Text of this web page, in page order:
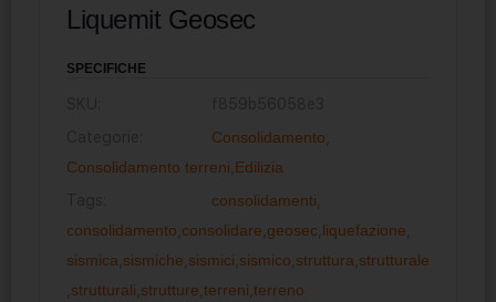
Liquemit Geosec
SPECIFICHE
Consolidamento
Consolidamento terreni Edilizia
consolidamenti
consolidamento consolidare geosec liquefazione
sismica sismiche sismici sismico struttura strutturale
strutturali strutture terreni terreno